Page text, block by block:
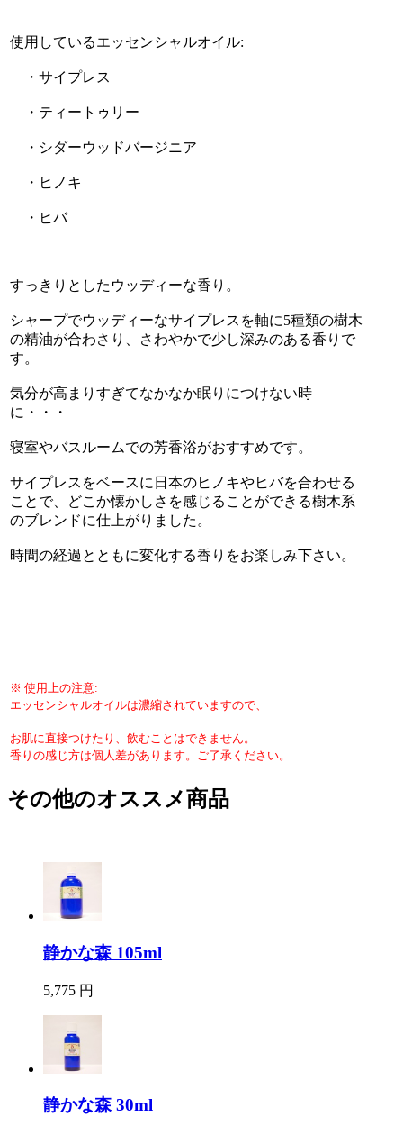
使用しているエッセンシャルオイル:
・サイプレス
・ティートゥリー
・シダーウッドバージニア
・ヒノキ
・ヒバ
すっきりとしたウッディーな香り。
シャープでウッディーなサイプレスを軸に5種類の樹木
の精油が合わさり、さわやかで少し深みのある香りで
す。
気分が高まりすぎてなかなか眠りにつけない時
に・・・
寝室やバスルームでの芳香浴がおすすめです。
サイプレスをベースに日本のヒノキやヒバを合わせる
ことで、どこか懐かしさを感じることができる樹木系
のブレンドに仕上がりました。
時間の経過とともに変化する香りをお楽しみ下さい。
※ 使用上の注意:
エッセンシャルオイルは濃縮されていますので、
お肌に直接つけたり、飲むことはできません。
香りの感じ方は個人差があります。ご了承ください。
その他のオススメ商品
静かな森 105ml
5,775 円
静かな森 30ml